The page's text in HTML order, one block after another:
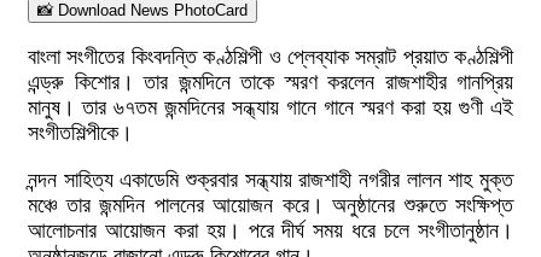
📸 Download News PhotoCard
বাংলা সংগীতের কিংবদন্তি কণ্ঠশিল্পী ও প্লেব্যাক সম্রাট প্রয়াত কণ্ঠশিল্পী
এন্ড্রু কিশোর। তার জন্মদিনে তাকে স্মরণ করলেন রাজশাহীর গানপ্রিয়
মানুষ। তার ৬৭তম জন্মদিনের সন্ধ্যায় গানে গানে স্মরণ করা হয় গুণী এই
সংগীতশিল্পীকে।
নন্দন সাহিত্য একাডেমি শুক্রবার সন্ধ্যায় রাজশাহী নগরীর লালন শাহ মুক্ত
মঞ্চে তার জন্মদিন পালনের আয়োজন করে। অনুষ্ঠানের শুরুতে সংক্ষিপ্ত
আলোচনার আয়োজন করা হয়। পরে দীর্ঘ সময় ধরে চলে সংগীতানুষ্ঠান।